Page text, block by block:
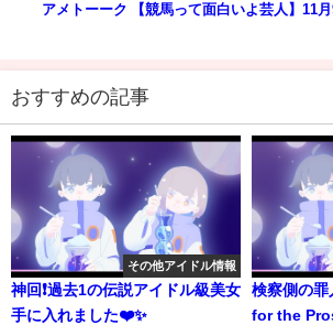
アメトーーク 【競馬って面白いよ芸人】11月
おすすめの記事
その他アイドル情報
神回❗️過去1の伝説アイドル級美女
手に入れました❤️✨
検察側の
for the